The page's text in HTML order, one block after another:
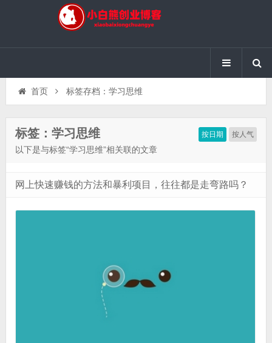
首页 标签存档：学习思维
按日期 按人气
标签：学习思维
以下是与标签“学习思维”相关联的文章
网上快速赚钱的方法和暴利项目，往往都是走弯路吗？